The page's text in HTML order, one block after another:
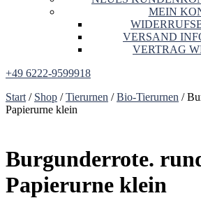
MEIN
VERSAND
VERTRAG
+49 6222-9599918
Start / Shop /Tierurnen /Bio-Tierurnen /
Papierurne klein
Burgunderrote.
Papierurne klein